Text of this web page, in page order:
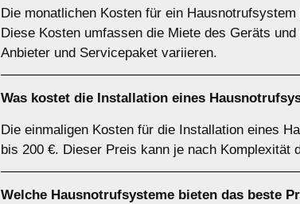
Die monatlichen Kosten für ein
Diese Kosten umfassen die Miete des Geräts
Anbieter und Servicepaket variieren.
Was kostet die Installation eines
Die einmaligen Kosten für die Installation eines
bis 200 €. Dieser Preis kann je nach Komplexität
Welche Hausnotrufsysteme bieten das beste